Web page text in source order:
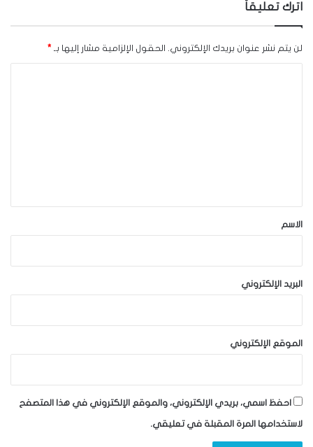
اترك تعليقاً
لن يتم نشر عنوان بريدك الإلكتروني. الحقول الإلزامية مشار إليها بـ *
*الاسم
البريد الإلكتروني
الموقع الإلكتروني
احفظ اسمي، بريدي الإلكتروني، والموقع الإلكتروني في هذا المتصفح
لاستخدامها المرة المقبلة في تعليقي.